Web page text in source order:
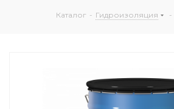
Каталог - Гидроизоляция -